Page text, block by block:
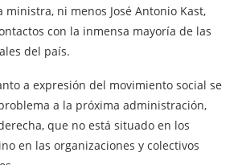
ni menos José Antonio Kast,
con la inmensa mayoría de las
del país.
a expresión del movimiento social se
a la próxima administración,
que no está situado en los
en las organizaciones y colectivos